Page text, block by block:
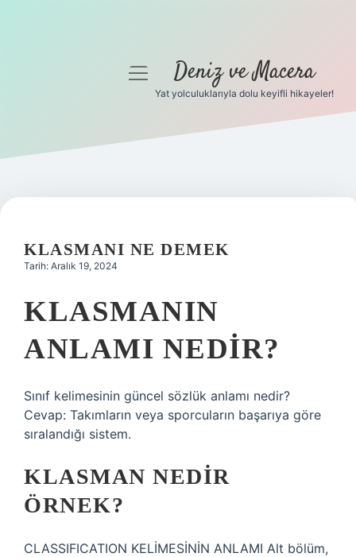
Gizlilik Politikası
Yasal Uyarı
menüyüDeniz ve Macera
Yat yolculuklarıyla dolu keyifli hikayeler!
KLASMANI NE DEMEK
Tarih: Aralık 19, 2024
KLASMANIN
ANLAMI NEDIR?
Sınıf kelimesinin güncel sözlük anlamı nedir?
Cevap: Takımların veya sporcuların başarıya göre
sıralandığı sistem.
KLASMAN NEDIR
ÖRNEK?
CLASSIFICATION KELİMESİNİN ANLAMI Alt bölüm,